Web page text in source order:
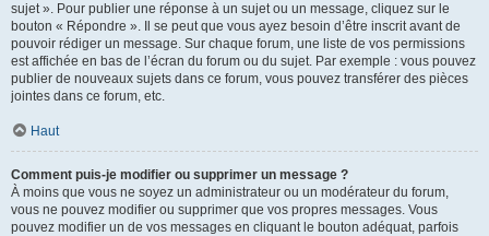
sujet ». Pour publier une réponse à un sujet ou un message, cliquez sur le
bouton « Répondre ». Il se peut que vous ayez besoin d’être inscrit avant de
pouvoir rédiger un message. Sur chaque forum, une liste de vos permissions
est affichée en bas de l’écran du forum ou du sujet. Par exemple : vous pouvez
publier de nouveaux sujets dans ce forum, vous pouvez transférer des pièces
jointes dans ce forum, etc.
Haut
Comment puis-je modifier ou supprimer un message ?
À moins que vous ne soyez un administrateur ou un modérateur du forum,
vous ne pouvez modifier ou supprimer que vos propres messages. Vous
pouvez modifier un de vos messages en cliquant le bouton adéquat, parfois